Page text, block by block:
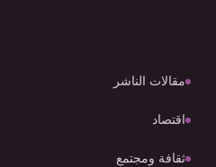
مقالات الناشر
اقتصاد
ثقافة ومجتمع